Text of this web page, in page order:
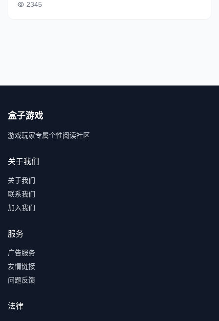
2345
盒子游戏
游戏玩家专属个性阅读社区
关于我们
关于我们
联系我们
加入我们
服务
广告服务
友情链接
问题反馈
法律